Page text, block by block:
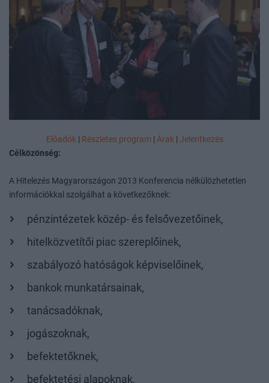
Előadók| Részletes program | Árak| Jelentkezés
Célközönség:
A Hitelezés Magyarországon 2013 Konferencia nélkülözhetetlen
információkkal szolgálhat a következőknek:
pénzintézetek közép- és felsővezetőinek,
hitelközvetítői piac szereplőinek,
szabályozó hatóságok képviselőinek,
bankok munkatársainak,
tanácsadóknak,
jogászoknak,
befektetőknek,
befektetési alapoknak,